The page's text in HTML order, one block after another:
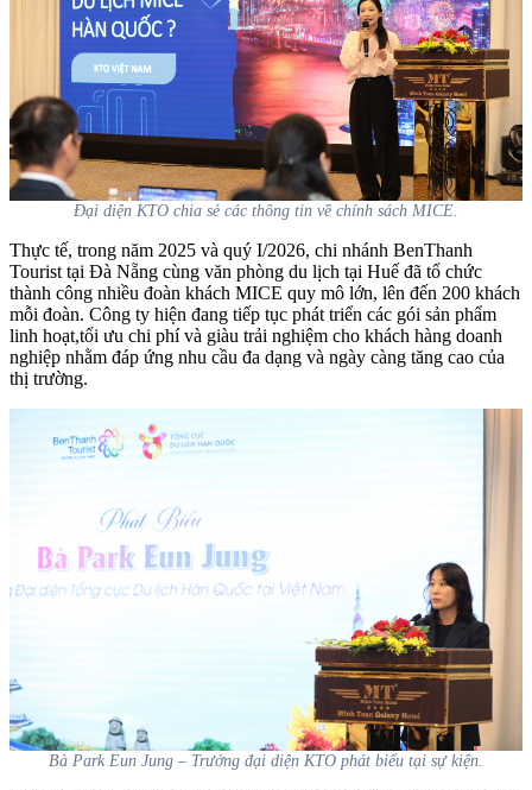
Đại diện KTO chia sẻ các thông tin về chính sách MICE.
Thực tế, trong năm 2025 và quý I/2026, chi nhánh BenThanh
Tourist tại Đà Nẵng cùng văn phòng du lịch tại Huế đã tổ chức
thành công nhiều đoàn khách MICE quy mô lớn, lên đến 200 khách
mỗi đoàn. Công ty hiện đang tiếp tục phát triển các gói sản phẩm
linh hoạt,tối ưu chi phí và giàu trải nghiệm cho khách hàng doanh
nghiệp nhằm đáp ứng nhu cầu đa dạng và ngày càng tăng cao của
thị trường.
Bà Park Eun Jung – Trưởng đại diện KTO phát biểu tại sự kiện.